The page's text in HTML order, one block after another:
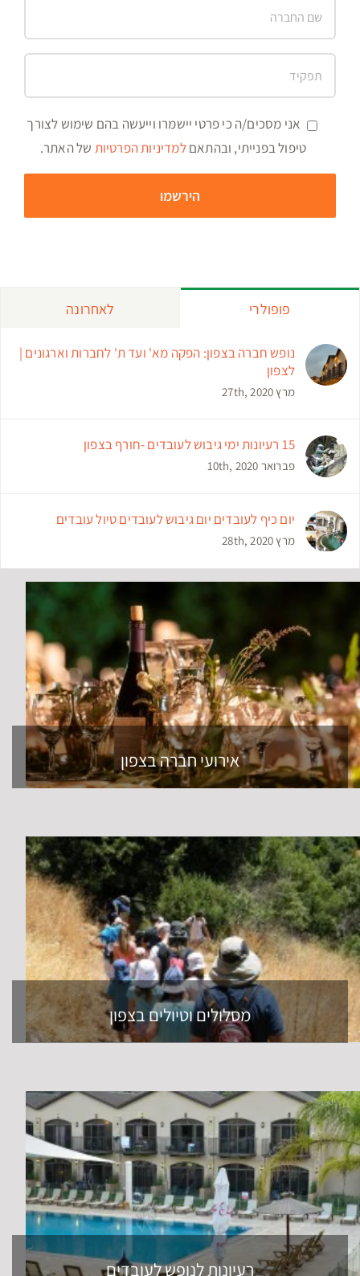
אני מסכים/ה כי פרטי יישמרו וייעשה בהם שימוש לצורך
טיפול בפנייתי, ובהתאםלמדיניות הפרטיות של האתר.
פופולרי לאחרונה
נופש חברה בצפון: הפקה מא' ועד ת' לחברות וארגונים |
לצפון
מרץ 27th, 2020
15 רעיונות ימי גיבוש לעובדים -חורף בצפון
פברואר 10th, 2020
יום כיף לעובדים יום גיבוש לעובדים טיול עובדים
מרץ 28th, 2020
אירועי חברה בצפון
מסלולים וטיולים בצפון
רעיונות לנופש לעובדים